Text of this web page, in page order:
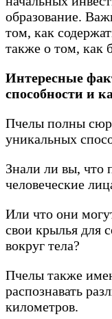
образование.
том, как
также о том, как
Интересные
способности и
Пчелы полны
уникальных
Знали ли вы, что
человеческие
Или что они
свои крылья для
вокруг тела?
Пчелы также
распознавать
километров.